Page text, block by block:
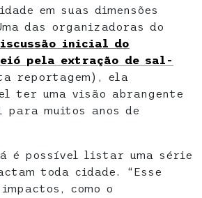
em suas dimensões
das organizadoras do
inicial do
pela extração de sal-
reportagem), ela
ter uma visão abrangente
para muitos anos de
é possível listar uma série
toda cidade. “Esse
como o